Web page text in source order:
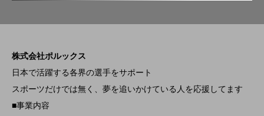
株式会社ポルックス
日本で活躍する各界の選手をサポート
スポーツだけでは無く、夢を追いかけている人を応援してます
■事業内容